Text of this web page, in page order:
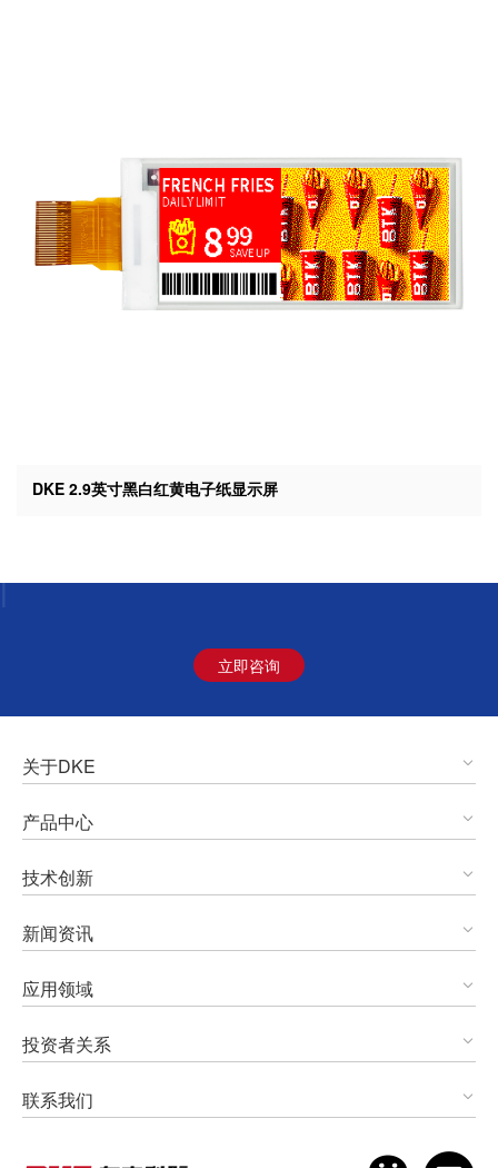
DKE 2.9英寸黑白红黄电子纸显示屏
|
立即咨询
关于DKE
产品中心
技术创新
新闻资讯
应用领域
投资者关系
联系我们